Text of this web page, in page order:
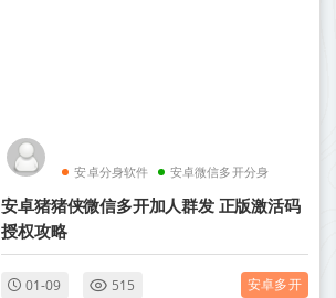
安卓分身软件 安卓微信多开分身
安卓猪猪侠微信多开加人群发 正版激活码
授权攻略
01-09 515 安卓多开